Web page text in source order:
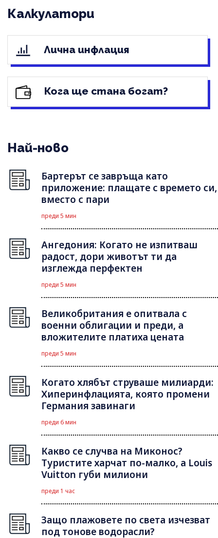
Калкулатори
Лична инфлация
Кога ще стана богат?
Най-ново
Бартерът се завръща като
приложение: плащате с времето си,
вместо с пари
преди 5 мин
Ангедония: Когато не изпитваш
радост, дори животът ти да
изглежда перфектен
преди 5 мин
Великобритания е опитвала с
военни облигации и преди, а
вложителите платиха цената
преди 5 мин
Когато хлябът струваше милиарди:
Хиперинфлацията, която промени
Германия завинаги
преди 6 мин
Какво се случва на Миконос?
Туристите харчат по-малко, а Louis
Vuitton губи милиони
преди 1 час
Защо плажовете по света изчезват
под тонове водорасли?